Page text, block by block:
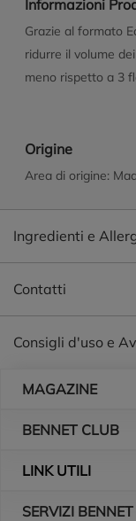
Informazioni
Grazie al formato
ridurre il volume
meno rispetto a 3
Formulato con il
Latte idratante,
della pelle. -
testato.
Origine
Area di origine:
Ingredienti e
Contatti
Consigli d'uso e
MAGAZINE
BENNET CLUB
LINK UTILI
SERVIZI BENNET